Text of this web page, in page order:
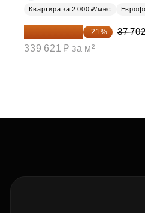
Квартира за 2 000 ₽/мес
29 784 762 ₽ -21%
37
339 621 ₽ за м²